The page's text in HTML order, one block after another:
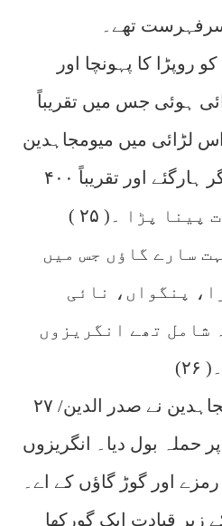
سرفہرست تھے۔
۱۹ /نومبر۱۸۵۷ء کو روپڑا کا پہونچا اور
ہوئی جس میں تقریباً
اس لڑائی میں میومجاہدین
بڑے بہادری سے لڑے مگر ہارگئے اور تقریباً ۴۰۰
پڑا ۔( ۲۵ )
سارے گاؤں جس میں
پنگواں، نائی
شامل تھے انگریزوں
۲۷ /نومبر ۱۸۵۷ء کو میں مجاہدین نے صدر الدین
حملہ بول دیا۔ انگریزوں
اور گوڑ گاؤں کے اے۔
قیادت ایک گورکھا